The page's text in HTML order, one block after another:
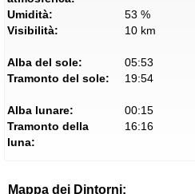
Umidità:
53 %
Visibilità:
10 km
Alba del sole:
05:53
Tramonto del sole:
19:54
Alba lunare:
00:15
Tramonto della
luna:
16:16
Mappa dei Dintorni: